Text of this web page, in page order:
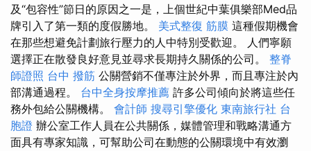
及“包容性”節日的原因之一是，上個世紀中葉俱樂部Med品
牌引入了第一類的度假勝地。 美式整復 筋膜 這種假期機會
在那些想避免計劃旅行壓力的人中特別受歡迎。 人們寧願
選擇正在散發良好意見並尋求長期持久關係的公司。 整脊
師證照 台中 撥筋 公關營銷不僅專注於外界，而且專注於內
部溝通過程。 台中全身按摩推薦 許多公司傾向於將這些任
務外包給公關機構。 會計師 搜尋引擎優化 東南旅行社 台
胞證 辦公室工作人員在公共關係，媒體管理和戰略溝通方
面具有專家知識，可幫助公司在動態的公關環境中有效瀏